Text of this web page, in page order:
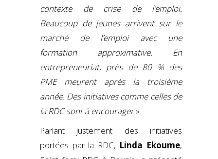
contexte de crise de l’emploi.
Beaucoup de jeunes arrivent sur le
marché de l’emploi avec une
formation approximative. En
entrepreneuriat, près de 80 % des
PME meurent après la troisième
année. Des initiatives comme celles de
la RDC sont à encourager».
Parlant justement des initiatives
portées par la RDC, Linda Ekoume,